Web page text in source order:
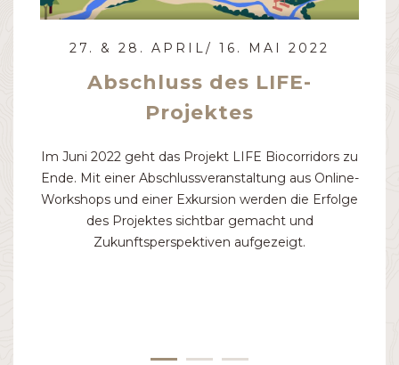
27. & 28. APRIL/ 16. MAI 2022
Abschluss des LIFE-
Projektes
Im Juni 2022 geht das Projekt LIFE Biocorridors zu
Ende. Mit einer Abschlussveranstaltung aus Online-
Workshops und einer Exkursion werden die Erfolge
des Projektes sichtbar gemacht und
Zukunftsperspektiven aufgezeigt.